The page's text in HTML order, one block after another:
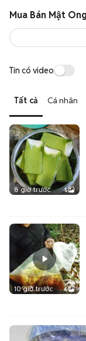
Tin có video
Tất cả Cá nhân
8 giờ trước 5
10 giờ trước 6